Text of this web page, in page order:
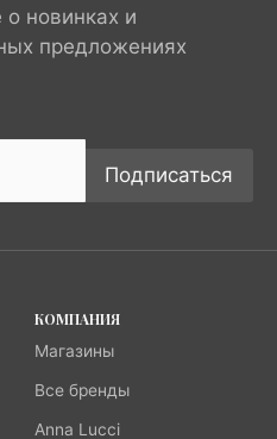
о новинках и
предложениях
Подписаться
КОМПАНИЯ
Магазины
Все бренды
Anna Lucci